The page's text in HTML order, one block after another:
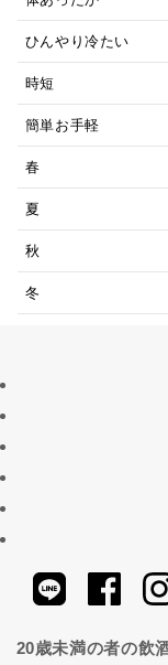
ひんやり冷たい
時短
簡単お手軽
春
夏
秋
冬
20歳未満の者の飲